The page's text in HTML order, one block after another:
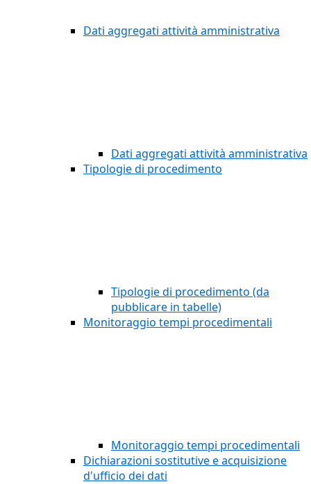
Dati aggregati attività amministrativa
Dati aggregati attività amministrativa
Tipologie di procedimento
Tipologie di procedimento (da
pubblicare in tabelle)
Monitoraggio tempi procedimentali
Monitoraggio tempi procedimentali
Dichiarazioni sostitutive e acquisizione
d'ufficio dei dati